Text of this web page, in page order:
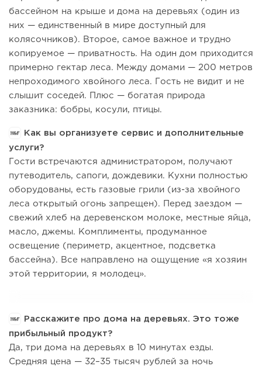
бассейном на крыше и дома на деревьях (один из
них — единственный в мире доступный для
колясочников). Второе, самое важное и трудно
копируемое — приватность. На один дом приходится
примерно гектар леса. Между домами — 200 метров
непроходимого хвойного леса. Гость не видит и не
слышит соседей. Плюс — богатая природа
заказника: бобры, косули, птицы.
Как вы организуете сервис и дополнительные
услуги?
Гости встречаются администратором, получают
путеводитель, сапоги, дождевики. Кухни полностью
оборудованы, есть газовые грили (из-за хвойного
леса открытый огонь запрещен). Перед заездом —
свежий хлеб на деревенском молоке, местные яйца,
масло, джемы. Комплименты, продуманное
освещение (периметр, акцентное, подсветка
бассейна). Все направлено на ощущение «я хозяин
этой территории, я молодец».
Расскажите про дома на деревьях. Это тоже
прибыльный продукт?
Да, три дома на деревьях в 10 минутах езды.
Средняя цена — 32–35 тысяч рублей за ночь